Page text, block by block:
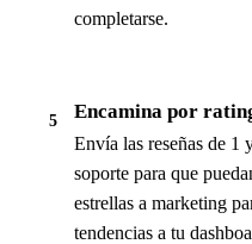
completarse.
5 Encamina por
Envía las reseñas de 1
soporte para que
estrellas a marketing
tendencias a tu